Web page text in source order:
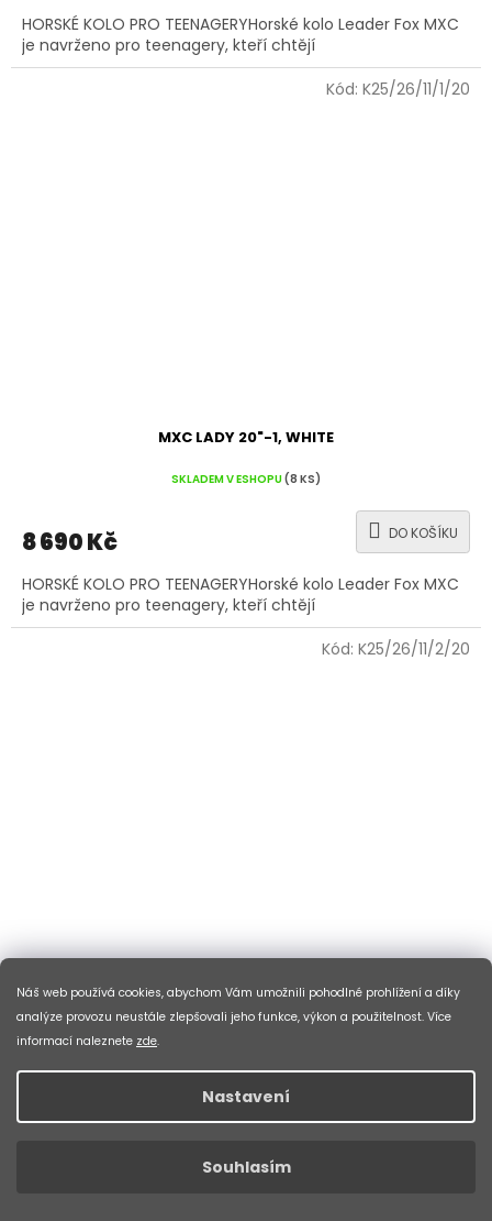
Náš web používá cookies, abychom Vám umožnili pohodlné prohlížení a díky
analýze provozu neustále zlepšovali jeho funkce, výkon a použitelnost. Více
informací naleznete zde.
Nastavení
Souhlasím
HORSKÉ KOLO PRO TEENAGERYHorské kolo Leader Fox MXC
je navrženo pro teenagery, kteří chtějí
MXC LADY 20"-1, WHITE
SKLADEM V ESHOPU(8 KS)
8 690 Kč DO KOŠÍKU
HORSKÉ KOLO PRO TEENAGERYHorské kolo Leader Fox MXC
je navrženo pro teenagery, kteří chtějí
Kód: K25/26/11/1/20
MXC LADY 20"-2, RED
je navrženo pro teenagery, kteří chtějí
Kód: K25/26/11/2/20